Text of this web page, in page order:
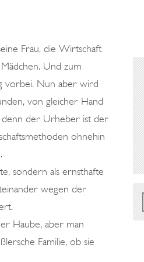
Frau, die Wirtschaft
Und zum
vorbei. Nun aber wird
von gleicher Hand
denn der Urheber ist der
ohnehin
sondern als ernsthafte
wegen der
Haube, aber man
Familie, ob sie